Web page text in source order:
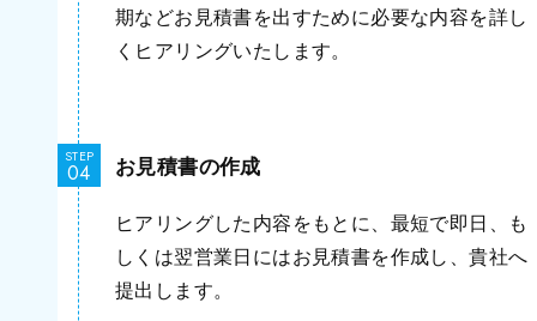
期などお見積書を出すために必要な内容を詳し
くヒアリングいたします。
STEP お見積書の作成
ヒアリングした内容をもとに、最短で即日、も
しくは翌営業日にはお見積書を作成し、貴社へ
提出します。